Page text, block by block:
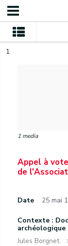
1
1 media
Appel à
de
Date 25 mai
Contexte :
archéologique
Jules Borgnet.